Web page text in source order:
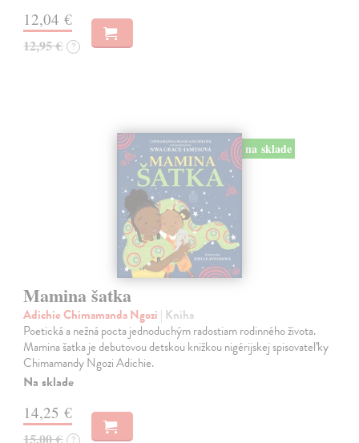
12,04 €
12,95 € ?
na sklade
Mamina šatka
Adichie Chimamanda Ngozi | Kniha
Poetická a nežná pocta jednoduchým radostiam rodinného života.
Mamina šatka je debutovou detskou knižkou nigérijskej spisovateľky
Chimamandy Ngozi Adichie.
Na sklade
14,25 €
15,00 € ?